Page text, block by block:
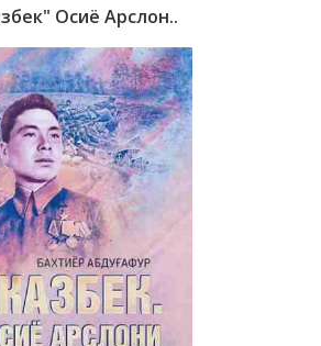
Осиё Арслон..